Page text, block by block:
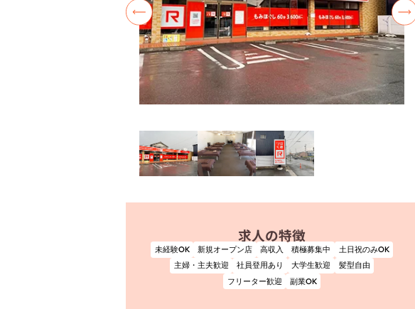
求人の特徴
未経験OK 新規オープン店 高収入 積極募集中
土日祝のみOK
主婦・主夫歓迎
社員登用あり 大学生歓迎
髪型自由
フリーター歓迎
副業OK